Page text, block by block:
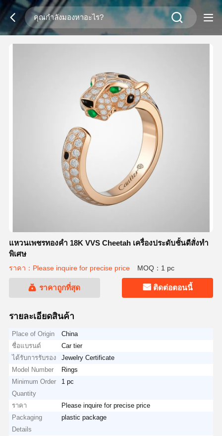
แหวนเพชรทองคำ 18K VVS Cheetah เครื่องประดับชั้นดีสั่งทำ
พิเศษ
ราคา：Please inquire for precise price MOQ：1 pc
ราคาถูกที่สุด ติดต่อตอนนี้
รายละเอียดสินค้า
Place of Origin
China
ชื่อแบรนด์
Car tier
ได้รับการรับรอง
Jewelry Certificate
Model Number
Rings
Minimum Order
Quantity
1 pc
ราคา
Please inquire for precise price
Packaging
Details
plastic package